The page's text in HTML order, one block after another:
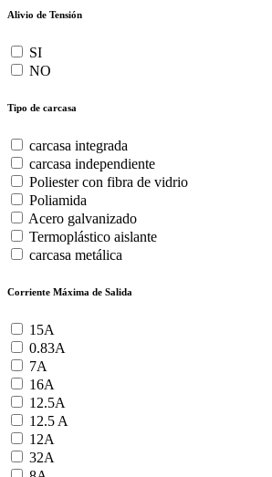
Alivio de Tensión
SI
NO
Tipo de carcasa
carcasa integrada
carcasa independiente
Poliester con fibra de vidrio
Poliamida
Acero galvanizado
Termoplástico aislante
carcasa metálica
Corriente Máxima de Salida
15A
0.83A
7A
16A
12.5A
12.5 A
12A
32A